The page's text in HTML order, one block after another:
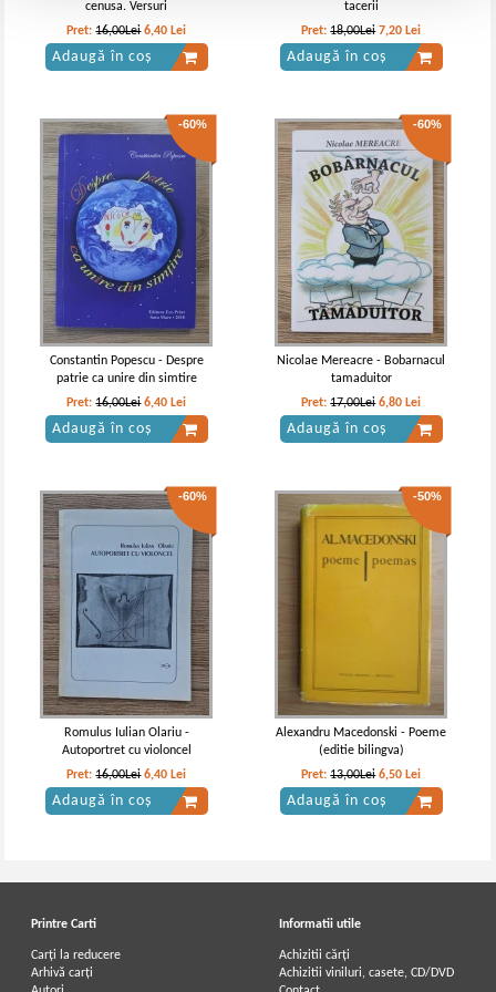
cenusa. Versuri
Pret:16,00Lei 6,40 Lei
Adaugă în coș
tacerii
Pret:18,00Lei 7,20 Lei
Adaugă în coș
-60%
Constantin Popescu - Despre
patrie ca unire din simtire
Pret:16,00Lei 6,40 Lei
Adaugă în coș
-60%
Nicolae Mereacre - Bobarnacul
tamaduitor
Pret:17,00Lei 6,80 Lei
Adaugă în coș
-60%
Romulus Iulian Olariu -
Autoportret cu violoncel
Pret:16,00Lei 6,40 Lei
Adaugă în coș
-50%
Alexandru Macedonski - Poeme
(editie bilingva)
Pret:13,00Lei 6,50 Lei
Adaugă în coș
Printre Carti
Carți la reducere
Arhivă carți
Informatii utile
Achizitii cărți
Achizitii viniluri, casete, CD/DVD